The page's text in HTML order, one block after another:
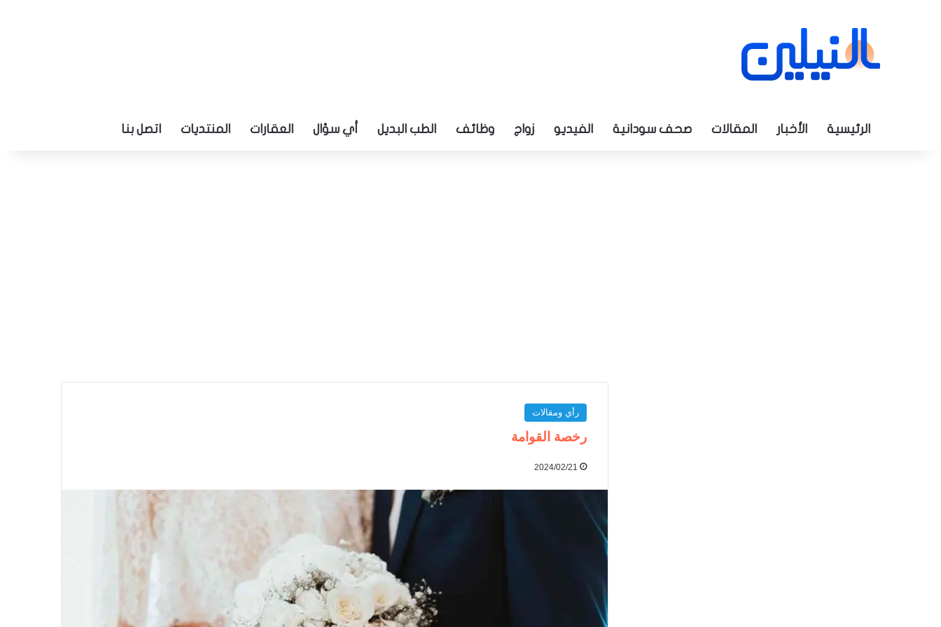
الرئيسية الأخبار المقالات صحف سودانية الفيديو زواج وظائف الطب البديل أي سؤال العقارات المنتديات اتصل بنا
رأي ومقالات
رخصة القوامة
2024/02/21